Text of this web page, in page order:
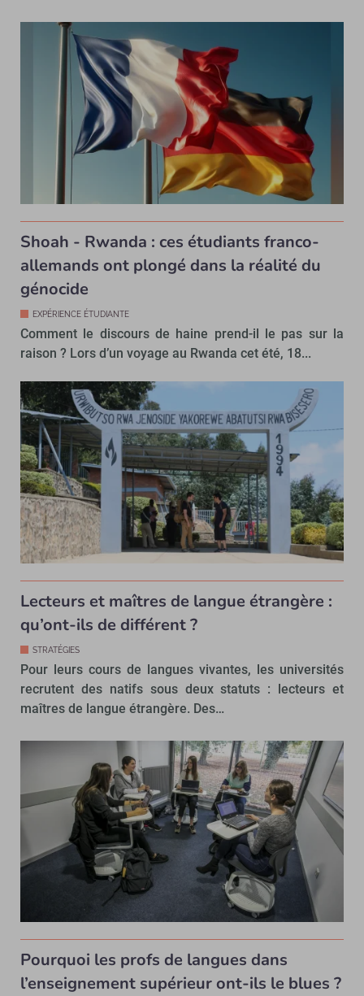
Shoah - Rwanda : ces étudiants franco-
allemands ont plongé dans la réalité du
génocide
EXPÉRIENCE ÉTUDIANTE
Comment le discours de haine prend-il le pas sur la
raison ? Lors d’un voyage au Rwanda cet été, 18...
Lecteurs et maîtres de langue étrangère :
qu’ont-ils de différent ?
STRATÉGIES
Pour leurs cours de langues vivantes, les universités
recrutent des natifs sous deux statuts : lecteurs et
maîtres de langue étrangère. Des…
Pourquoi les profs de langues dans
l’enseignement supérieur ont-ils le blues ?